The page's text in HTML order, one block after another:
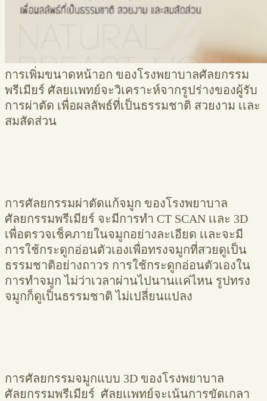
การเพิ่มขนาดหน้าอก ของโรงพยาบาลศัลยกรรม
พรีเมียร์ ศัลยเเพทย์จะวิเคราะห์จากรูปร่างของผู้รับ
การผ่าตัด เพื่อผลลัพธ์ที่เป็นธรรมชาติ สวยงาม เเละ
สมสัดส่วน
การศัลยกรรมผ่าตัดแก้จมูก ของโรงพยาบาล
ศัลยกรรมพรีเมียร์ จะมีการทำ CT SCAN เเละ 3D
เพื่อตรวจเช็คภายในจมูกอย่างละเอียด เเละจะมี
การใช้กระดูกอ่อนตัวเองเพื่อทรงจมูกที่สวยดูเป็น
ธรรมชาติอย่างถาวร การใช้กระดูกอ่อนตัวเองใน
การทำจมูก ไม่ว่าเวลาผ่านไปนานเเค่ไหน รูปทรง
จมูกก็ดูเป็นธรรมชาติ ไม่เปลี่ยนแปลง
การศัลยกรรมจมูกแบบ 3D ของโรงพยาบาล
ศัลยกรรมพรีเมียร์ ศัลยเเพทย์จะเน้นการขัดเกลา